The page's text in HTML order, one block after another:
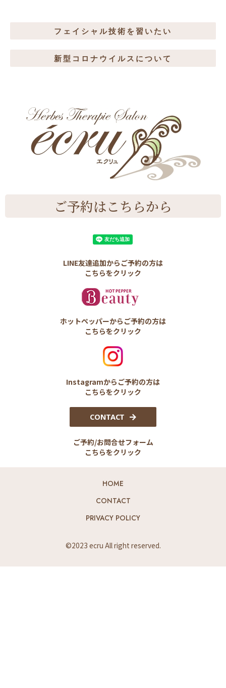
フェイシャル技術を習いたい
新型コロナウイルスについて
ご予約はこちらから
LINE友達追加からご予約の方は
こちらをクリック
ホットペッパーからご予約の方は
こちらをクリック
Instagramからご予約の方は
こちらをクリック
CONTACT
ご予約/お問合せフォーム
こちらをクリック
HOME
CONTACT
PRIVACY POLICY
©2023 ecru All right reserved.